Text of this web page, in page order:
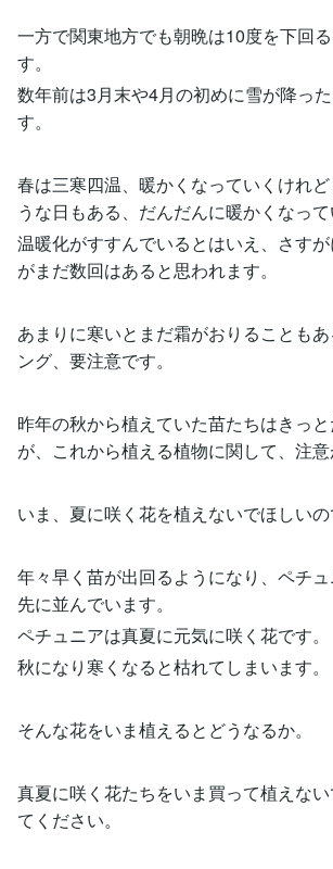
一方で関東地方でも朝晩は10度を下回
す。
数年前は3月末や4月の初めに雪が降っ
す。
春は三寒四温、暖かくなっていくけれ
うな日もある、だんだんに暖かくなって
温暖化がすすんでいるとはいえ、さす
がまだ数回はあると思われます。
あまりに寒いとまだ霜がおりることも
ング、要注意です。
昨年の秋から植えていた苗たちはきっ
が、これから植える植物に関して、注意
いま、夏に咲く花を植えないでほしいの
年々早く苗が出回るようになり、ペチ
先に並んでいます。
ペチュニアは真夏に元気に咲く花です。
秋になり寒くなると枯れてしまいます。
そんな花をいま植えるとどうなるか。
真夏に咲く花たちをいま買って植えな
てください。